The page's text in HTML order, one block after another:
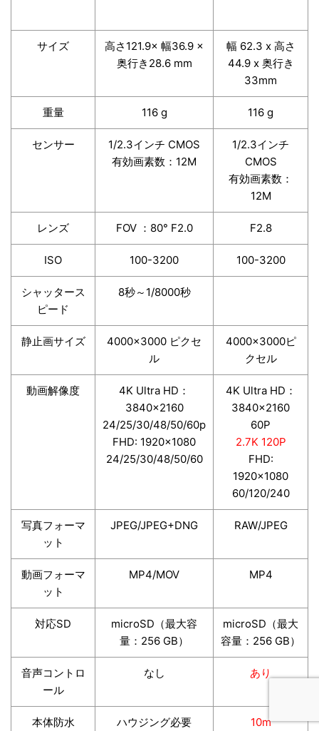
サイズ
高さ121.9× 幅36.9 ×
奥行き28.6 mm
幅 62.3 x 高さ
44.9 x 奥行き
33mm
重量 116 g 116 g
センサー
1/2.3インチ CMOS
有効画素数：12M
1/2.3インチ
CMOS
有効画素数：
12M
レンズ FOV ：80° F2.0 F2.8
ISO 100-3200 100-3200
シャッタース
ピード
8秒～1/8000秒
静止画サイズ
4000×3000 ピクセ
ル
4000×3000ピ
クセル
動画解像度
4K Ultra HD：
3840×2160
24/25/30/48/50/60p
FHD: 1920×1080
24/25/30/48/50/60
4K Ultra HD：
3840×2160
60P
2.7K 120P
FHD:
1920×1080
60/120/240
写真フォーマ
ット
JPEG/JPEG+DNG RAW/JPEG
動画フォーマ
ット
MP4/MOV MP4
対応SD
microSD（最大容
量：256 GB）
microSD（最大
容量：256 GB）
音声コントロ
ール
なし あり
本体防水 ハウジング必要 10m